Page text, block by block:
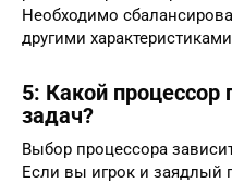
Необходимо
другими
5: Какой
задач?
Выбор процессора
Если вы игрок и заядлый